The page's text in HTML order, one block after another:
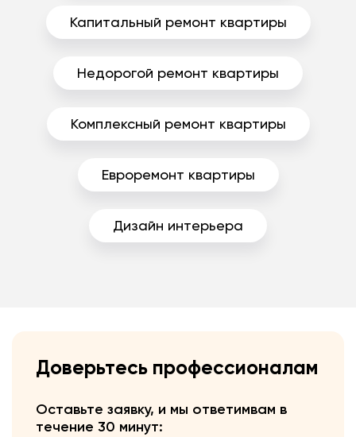
Капитальный ремонт квартиры
Недорогой ремонт квартиры
Комплексный ремонт квартиры
Евроремонт квартиры
Дизайн интерьера
Доверьтесь профессионалам
Оставьте заявку, и мы ответимвам в
течение 30 минут: